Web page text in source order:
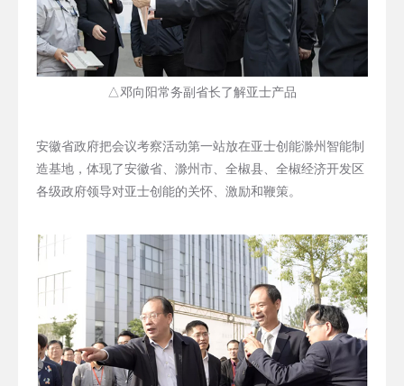
△邓向阳常务副省长了解亚士产品
安徽省政府把会议考察活动第一站放在亚士创能滁州智能制
造基地，体现了安徽省、滁州市、全椒县、全椒经济开发区
各级政府领导对亚士创能的关怀、激励和鞭策。